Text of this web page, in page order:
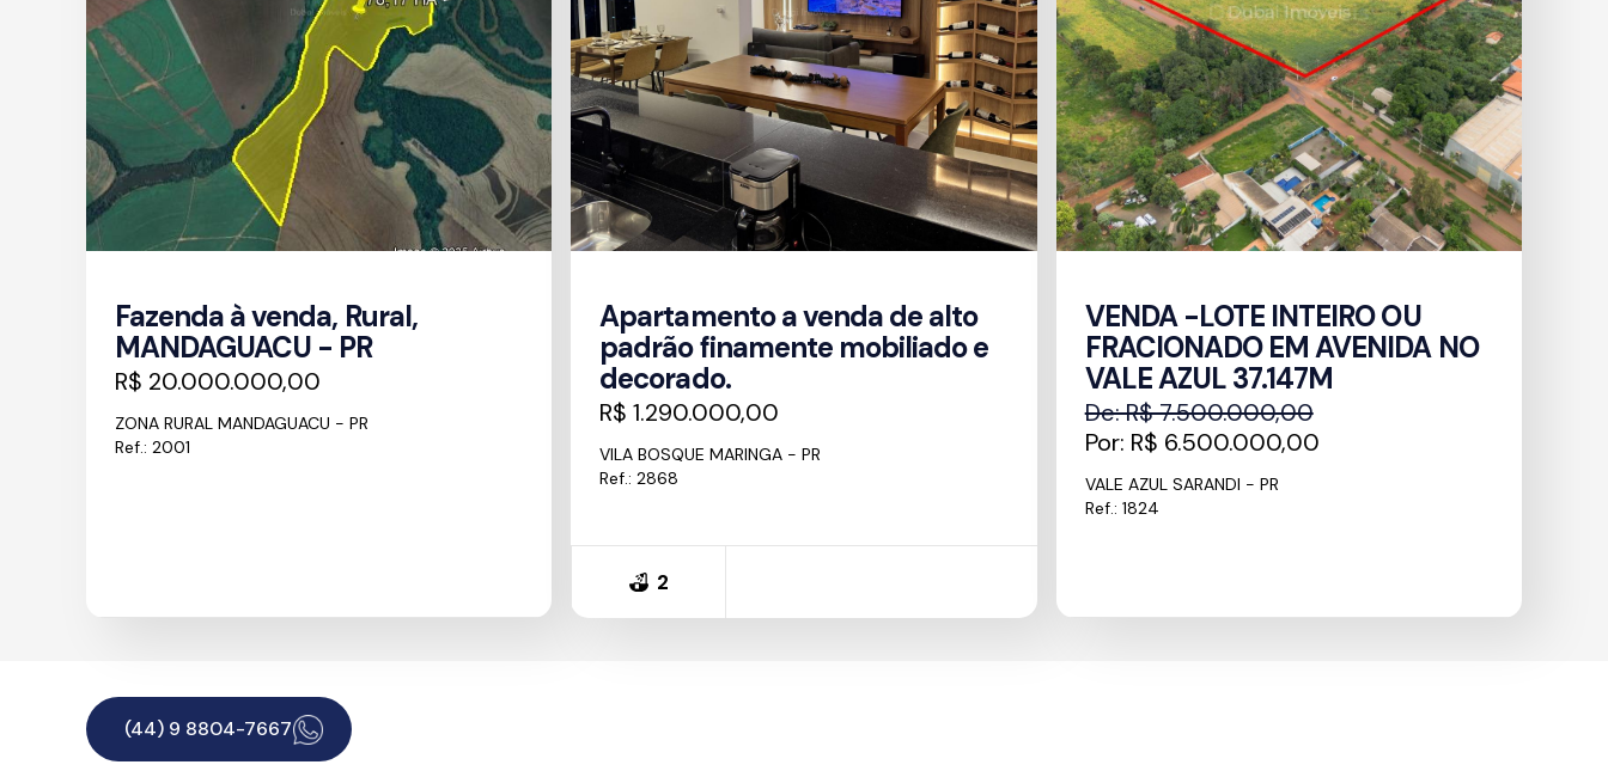
Fazenda à venda, Rural,
MANDAGUACU - PR
R$ 20.000.000,00
ZONA RURAL MANDAGUACU - PR
Ref.: 2001
Apartamento a venda de alto
padrão finamente mobiliado e
decorado.
R$ 1.290.000,00
VILA BOSQUE MARINGA - PR
Ref.: 2868
2
VENDA -LOTE INTEIRO OU
FRACIONADO EM AVENIDA NO
VALE AZUL 37.147M
De: R$ 7.500.000,00
Por: R$ 6.500.000,00
VALE AZUL SARANDI - PR
Ref.: 1824
(44) 9 8804-7667